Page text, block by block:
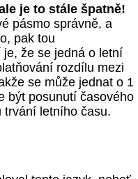
je to stále špatně!
pásmo správně, a
pak tou
že se jedná o letní
rozdílu mezi
se může jednat o 1
být posunutí časového
trvání letního času.